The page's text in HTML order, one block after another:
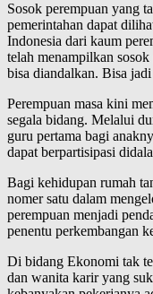
Sosok perempuan yang
pemerintahan dapat
Indonesia dari kaum
telah menampilkan
bisa diandalkan. Bisa
Perempuan masa kini
segala bidang. Melalui
guru pertama bagi
dapat berpartisipasi
Bagi kehidupan rumah
nomer satu dalam
perempuan menjadi
penentu perkembangan
Di bidang Ekonomi tak
dan wanita karir yang